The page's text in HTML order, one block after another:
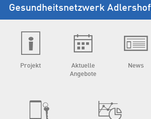
Gesundheits­netzwerk Adlershof
Projekt
Aktuelle
Angebote
News